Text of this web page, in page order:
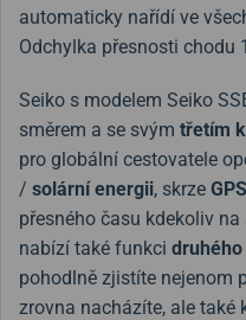
automaticky nařídí ve
Odchylka přesnosti chodu
Seiko s modelem Seiko
směrem a se svým třetím
pro globální cestovatele
/ solární energii, skrze GPS
přesného času kdekoliv
nabízí také funkci
pohodlně zjistíte nejenom
zrovna nacházíte, ale také